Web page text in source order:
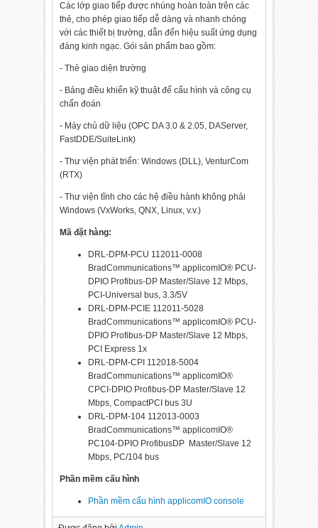
Các lớp giao tiếp được nhúng hoàn toàn trên các
thẻ, cho phép giao tiếp dễ dàng và nhanh chóng
với các thiết bị trường, dẫn đến hiệu suất ứng dụng
đáng kinh ngạc. Gói sản phẩm bao gồm:
- Thẻ giao diện trường
- Bảng điều khiển kỹ thuật để cấu hình và công cụ
chẩn đoán
- Máy chủ dữ liệu (OPC DA 3.0 & 2.05, DAServer,
FastDDE/SuiteLink)
- Thư viện phát triển: Windows (DLL), VenturCom
(RTX)
- Thư viện tĩnh cho các hệ điều hành không phải
Windows (VxWorks, QNX, Linux, v.v.)
Mã đặt hàng:
DRL-DPM-PCU 112011-0008
BradCommunications™ applicomIO® PCU-
DPIO Profibus-DP Master/Slave 12 Mbps,
PCI-Universal bus, 3.3/5V
DRL-DPM-PCIE 112011-5028
BradCommunications™ applicomIO® PCU-
DPIO Profibus-DP Master/Slave 12 Mbps,
PCI Express 1x
DRL-DPM-CPI 112018-5004
BradCommunications™ applicomIO®
CPCI-DPIO Profibus-DP Master/Slave 12
Mbps, CompactPCI bus 3U
DRL-DPM-104 112013-0003
BradCommunications™ applicomIO®
PC104-DPIO ProfibusDP Master/Slave 12
Mbps, PC/104 bus
Phần mềm cấu hình
Phần mềm cấu hình applicomIO console